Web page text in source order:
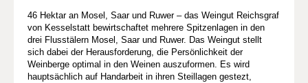
46 Hektar an Mosel, Saar und Ruwer – das Weingut Reichsgraf
von Kesselstatt bewirtschaftet mehrere Spitzenlagen in den
drei Flusstälern Mosel, Saar und Ruwer. Das Weingut stellt
sich dabei der Herausforderung, die Persönlichkeit der
Weinberge optimal in den Weinen auszuformen. Es wird
hauptsächlich auf Handarbeit in ihren Steillagen gestezt,